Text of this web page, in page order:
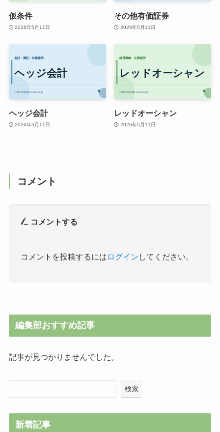
仮条件
2026年5月11日
その他有価証券
2026年5月11日
ヘッジ会計
2026年5月11日
レッドオーシャン
2026年5月11日
コメント
コメントする
コメントを投稿するには ログイン してください。
編集部おすすめ記事
記事が見つかりませんでした。
検索
新着記事